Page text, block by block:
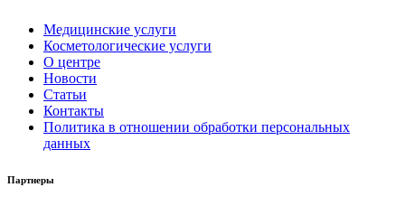
Медицинские услуги
Косметологические услуги
О центре
Новости
Статьи
Контакты
Политика в отношении обработки персональных
данных
Партнеры